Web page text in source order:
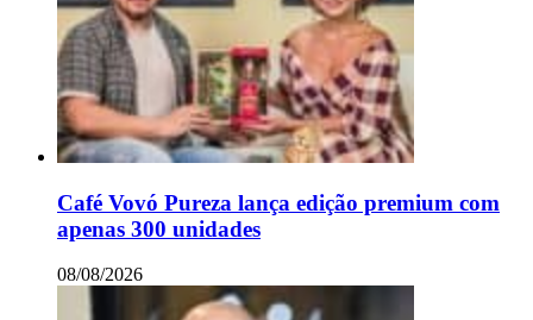
Café Vovó Pureza lança edição premium com
apenas 300 unidades
08/08/2026